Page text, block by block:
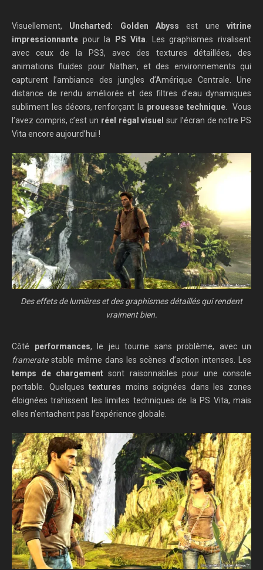
Visuellement, Uncharted: Golden Abyss est unevitrine
impressionnante pour la PS Vita . Les graphismes rivalisent
avec ceux de la PS3, avec des textures détaillées, des
animations fluides pour Nathan, et des environnements qui
capturent l’ambiance des jungles d’Amérique Centrale. Une
distance de rendu améliorée et des filtres d’eau dynamiques
subliment les décors, renforçant la prouesse technique. Vous
l’avez compris, c’est un réel régal visuel sur l’écran de notre PS
Vita encore aujourd’hui !
Des effets de lumières et des graphismes détaillés qui rendent
vraiment bien.
Côté performances, le jeu tourne sans problème, avec un
frameratestable même dans les scènes d’action intenses. Les
temps de chargement sont raisonnables pour une console
portable. Quelquestextures moins soignées dans les zones
éloignées trahissent les limites techniques de la PS Vita, mais
elles n’entachent pas l’expérience globale.